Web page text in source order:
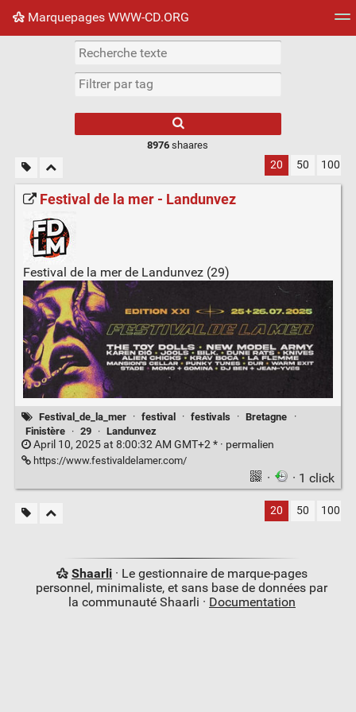
Marquepages WWW-CD.ORG
Nuage de tags Mur d'images
8976 shaares
20 50 100
Festival de la mer - Landunvez
Festival de la mer de Landunvez (29)
Festival_de_la_mer · festival · festivals · Bretagne
·
Finistère
· 29 · Landunvez
April 10, 2025 at 8:00:32 AM GMT+2 * · permalien
https://www.festivaldelamer.com/
· · 1 click
20 50 100
Shaarli· Le gestionnaire de marque-pages
personnel, minimaliste, et sans base de données par
la communauté Shaarli · Documentation